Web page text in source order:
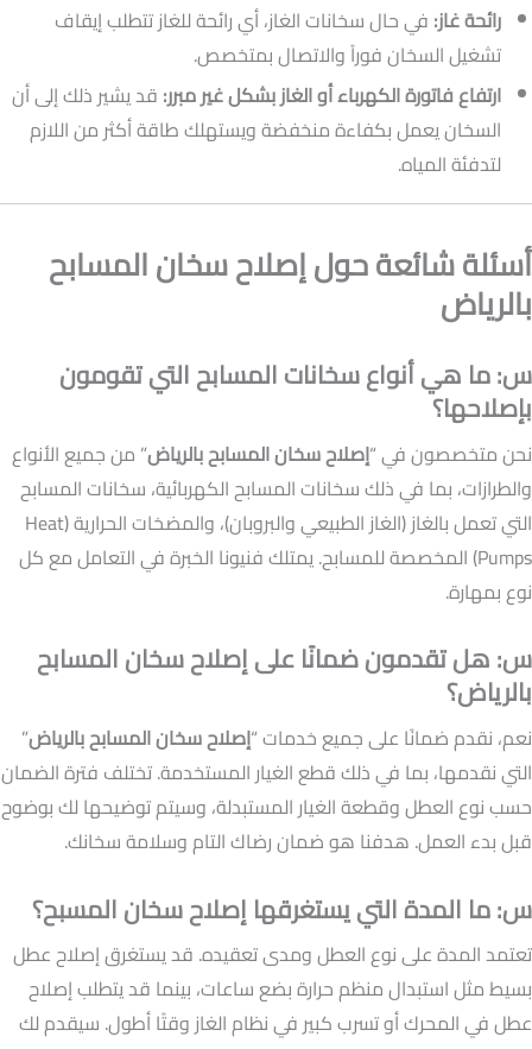
رائحة غاز: في حال سخانات الغاز، أي رائحة للغاز تتطلب إيقاف
تشغيل السخان فوراً والاتصال بمتخصص.
ارتفاع فاتورة الكهرباء أو الغاز بشكل غير مبرر: قد يشير ذلك إلى أن
السخان يعمل بكفاءة منخفضة ويستهلك طاقة أكثر من اللازم
لتدفئة المياه.
أسئلة شائعة حول إصلاح سخان المسابح
بالرياض
س: ما هي أنواع سخانات المسابح التي تقومون
بإصلاحها؟
نحن متخصصون في “إصلاح سخان المسابح بالرياض” من جميع الأنواع
والطرازات، بما في ذلك سخانات المسابح الكهربائية، سخانات المسابح
التي تعمل بالغاز (الغاز الطبيعي والبروبان)، والمضخات الحرارية (Heat
Pumps) المخصصة للمسابح. يمتلك فنيونا الخبرة في التعامل مع كل
نوع بمهارة.
س: هل تقدمون ضمانًا على إصلاح سخان المسابح
بالرياض؟
نعم، نقدم ضمانًا على جميع خدمات “إصلاح سخان المسابح بالرياض”
التي نقدمها، بما في ذلك قطع الغيار المستخدمة. تختلف فترة الضمان
حسب نوع العطل وقطعة الغيار المستبدلة، وسيتم توضيحها لك بوضوح
قبل بدء العمل. هدفنا هو ضمان رضاك التام وسلامة سخانك.
س: ما المدة التي يستغرقها إصلاح سخان المسبح؟
تعتمد المدة على نوع العطل ومدى تعقيده. قد يستغرق إصلاح عطل
بسيط مثل استبدال منظم حرارة بضع ساعات، بينما قد يتطلب إصلاح
عطل في المحرك أو تسرب كبير في نظام الغاز وقتًا أطول. سيقدم لك